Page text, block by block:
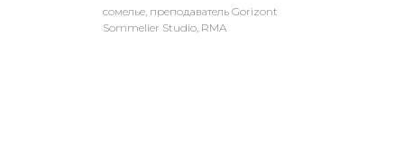
сомелье, преподаватель Gorizont
Sommelier Studio, RMA